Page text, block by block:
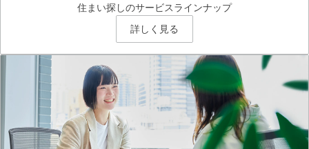
住まい探しのサービスラインナップ
詳しく見る